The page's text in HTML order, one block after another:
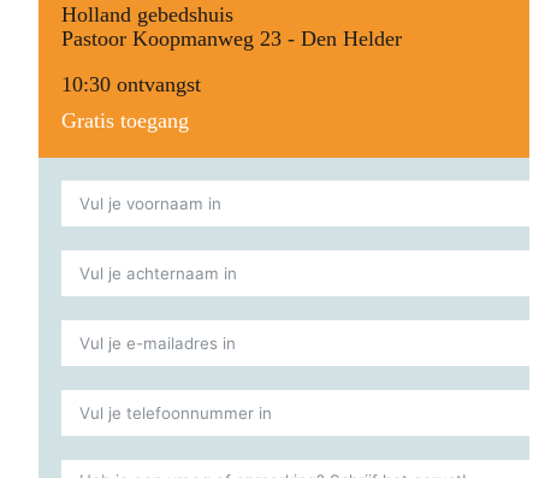
Holland gebedshuis
Pastoor Koopmanweg 23 - Den Helder
10:30 ontvangst
Gratis toegang